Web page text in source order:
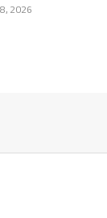
2026